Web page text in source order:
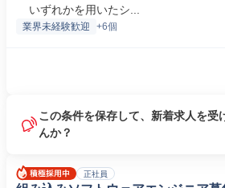
いずれかを用いたシ...
業界未経験歓迎 +6個
この条件を保存して、新着求人を受
んか？
正社員